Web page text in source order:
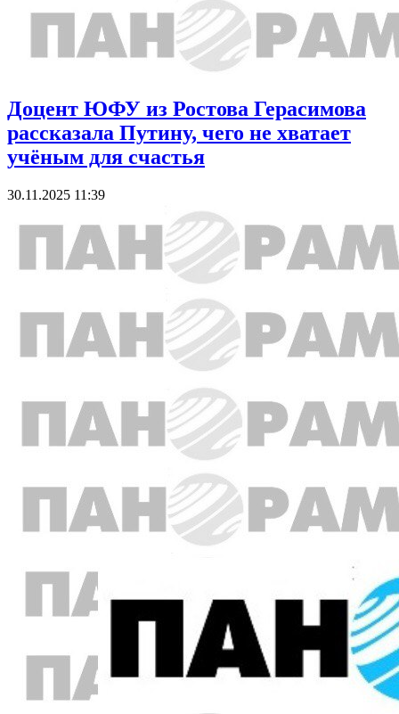
Доцент ЮФУ из Ростова Герасимова
рассказала Путину, чего не хватает
учёным для счастья
30.11.2025 11:39